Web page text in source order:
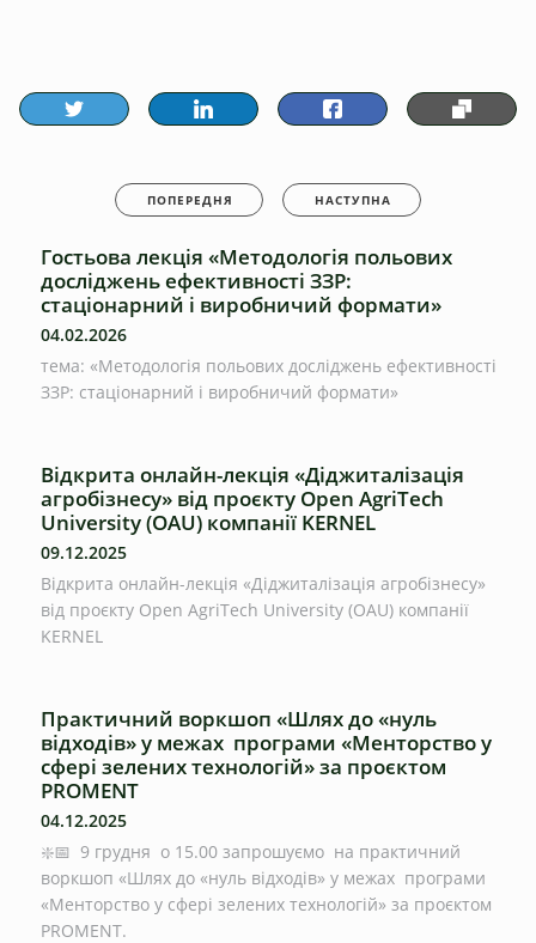
ПОПЕРЕДНЯ НАСТУПНА
Гостьова лекція «Методологія польових
досліджень ефективності ЗЗР:
стаціонарний і виробничий формати»
04.02.2026
тема: «Методологія польових досліджень ефективності
ЗЗР: стаціонарний і виробничий формати»
Відкрита онлайн-лекція «Діджиталізація
агробізнесу» від проєкту Open AgriTech
University (OAU) компанії KERNEL
09.12.2025
Відкрита онлайн-лекція «Діджиталізація агробізнесу»
від проєкту Open AgriTech University (OAU) компанії
KERNEL
Практичний воркшоп «Шлях до «нуль
відходів» у межах програми «Менторство у
сфері зелених технологій» за проєктом
PROMENT
04.12.2025
❇️📅 9 грудня о 15.00 запрошуємо на практичний
воркшоп «Шлях до «нуль відходів» у межах програми
«Менторство у сфері зелених технологій» за проєктом
PROMENT.